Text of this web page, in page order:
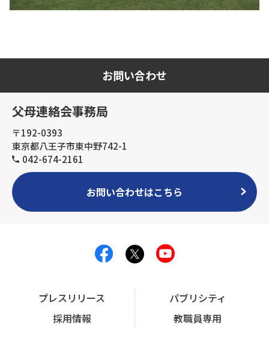
お問い合わせ
父母連絡会事務局
〒192-0393
東京都八王子市東中野742-1
042-674-2161
お問い合わせはこちら
プレスリリース
パブリシティ
採用情報
教職員専用